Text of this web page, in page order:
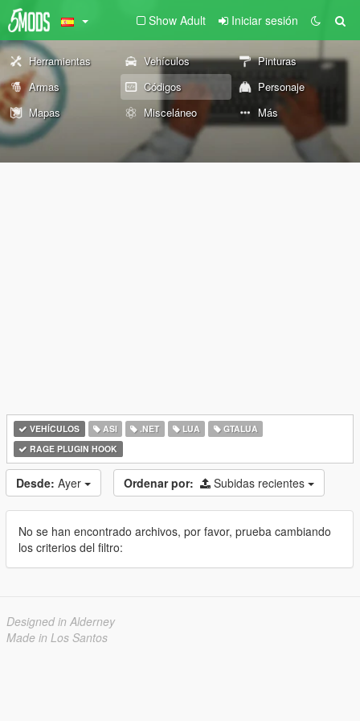
Show Adult Iniciar sesión
Herramientas Vehículos
Pinturas
Armas
Códigos
Personaje
Mapas
Misceláneo Más
VEHÍCULOS ASI .NET LUA
GTALUA
RAGE PLUGIN HOOK
Desde: Ayer Ordenar por: Subidas recientes
No se han encontrado archivos, por favor, prueba cambiando
los criterios del filtro:
Designed in Alderney
Made in Los Santos